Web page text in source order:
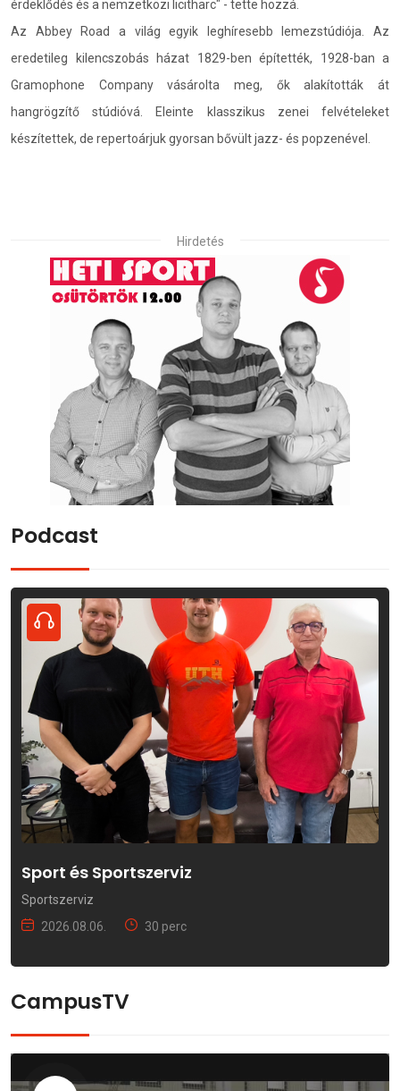
érdeklődés és a nemzetközi licitharc" - tette hozzá.
Az Abbey Road a világ egyik leghíresebb lemezstúdiója. Az
eredetileg kilencszobás házat 1829-ben építették, 1928-ban a
Gramophone Company vásárolta meg, ők alakították át
hangrögzítő stúdióvá. Eleinte klasszikus zenei felvételeket
készítettek, de repertoárjuk gyorsan bővült jazz- és popzenével.
Hirdetés
Podcast
Sport és Sportszerviz
Sportszerviz
2026.08.06.
30 perc
CampusTV